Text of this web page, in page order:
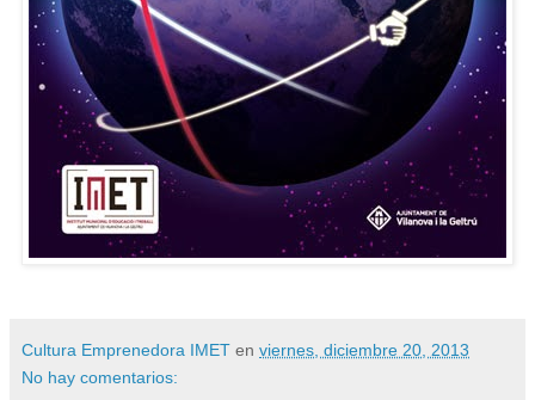
Cultura Emprenedora IMET en viernes, diciembre 20, 2013
No hay comentarios: